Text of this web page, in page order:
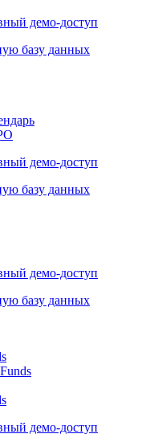
базу данных
базу данных
базу данных